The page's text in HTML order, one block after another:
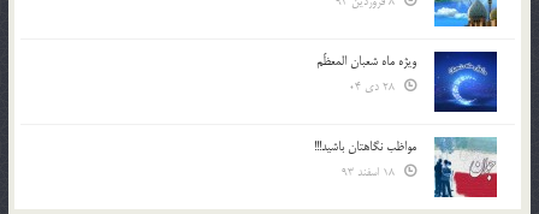
ویژه ماه شعبان المعظّم
مواظب نگاهتان باشید!!!